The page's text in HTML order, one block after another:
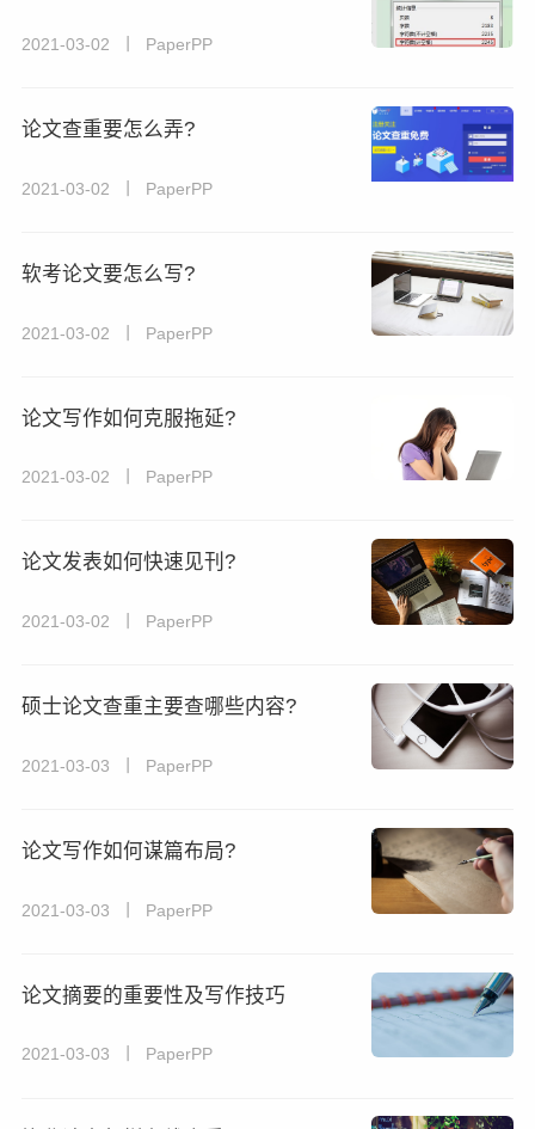
2021-03-02 丨 PaperPP
论文查重要怎么弄?
2021-03-02 丨 PaperPP
软考论文要怎么写?
2021-03-02 丨 PaperPP
论文写作如何克服拖延?
2021-03-02 丨 PaperPP
论文发表如何快速见刊?
2021-03-02 丨 PaperPP
硕士论文查重主要查哪些内容?
2021-03-03 丨 PaperPP
论文写作如何谋篇布局?
2021-03-03 丨 PaperPP
论文摘要的重要性及写作技巧
2021-03-03 丨 PaperPP